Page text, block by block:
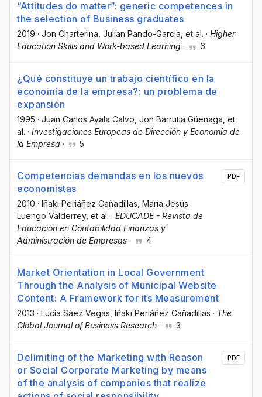
“Attitudes do matter”: generic competences in
the selection of Business graduates
2019 · Jon Charterina , Julian Pando-Garcia , et al. · Higher
Education Skills and Work-based Learning · 6
¿Qué constituye un trabajo científico en la
economía de la empresa?: un problema de
expansión
1995 · Juan Carlos Ayala Calvo , Jon Barrutia Güenaga , et
al. · Investigaciones Europeas de Dirección y Economía de
la Empresa · 5
Competencias demandas en los nuevos
economistas
2010 · Iñaki Periáñez Cañadillas , María Jesús
Luengo Valderrey, et al. · EDUCADE - Revista de
Educación en Contabilidad Finanzas y
Administración de Empresas · 4
PDF
Market Orientation in Local Government
Through the Analysis of Municipal Website
Content: A Framework for its Measurement
2013 · Lucía Sáez Vegas , Iñaki Periáñez Cañadillas · The
Global Journal of Business Research · 3
Delimiting of the Marketing with Reason
or Social Corporate Marketing by means
of the analysis of companies that realize
PDF